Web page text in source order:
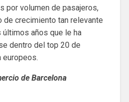
por volumen de pasajeros,
de crecimiento tan relevante
últimos años que le ha
dentro del top 20 de
europeos.
de Barcelona